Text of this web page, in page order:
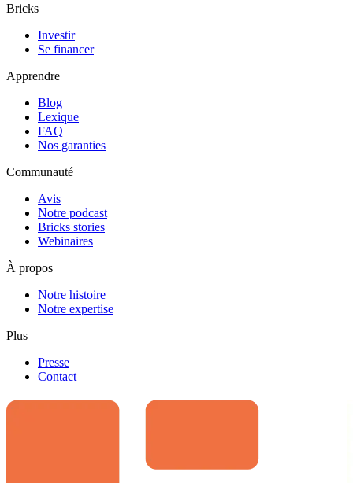
Bricks
Investir
Se financer
Apprendre
Blog
Lexique
FAQ
Nos garanties
Communauté
Avis
Notre podcast
Bricks stories
Webinaires
À propos
Notre histoire
Notre expertise
Plus
Presse
Contact